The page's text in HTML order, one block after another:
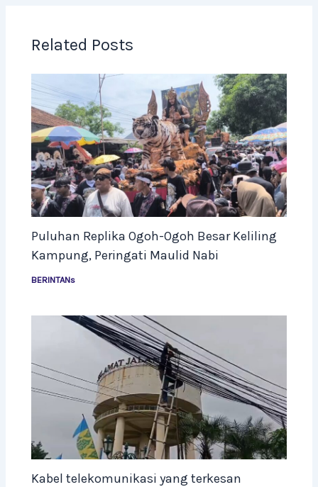
Related Posts
Puluhan Replika Ogoh-Ogoh Besar Keliling
Kampung, Peringati Maulid Nabi
BERINTANs
Kabel telekomunikasi yang terkesan